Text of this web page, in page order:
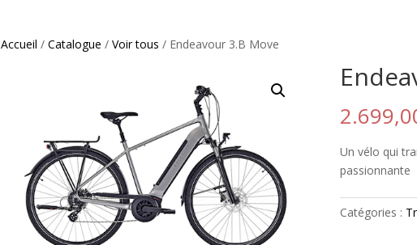
Accueil / Catalogue / Voir tous / Endeavour 3.B Move
Un vélo qui
passionnante
Catégories :